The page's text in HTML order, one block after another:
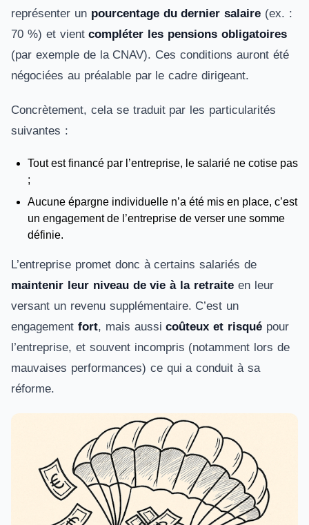
représenter un pourcentage du dernier salaire (ex. :
70 %) et vientcompléter les pensions obligatoires
(par exemple de la CNAV). Ces conditions auront été
négociées au préalable par le cadre dirigeant.
Concrètement, cela se traduit par les particularités
suivantes :
Tout est financé par l’entreprise, le salarié ne cotise pas
;
Aucune épargne individuelle n’a été mis en place, c’est
un engagement de l’entreprise de verser une somme
définie.
L’entreprise promet donc à certains salariés de
maintenir leur niveau de vie à la retraiteen leur
versant un revenu supplémentaire. C’est un
engagement fort, mais aussicoûteux et risqué pour
l’entreprise, et souvent incompris (notamment lors de
mauvaises performances) ce qui a conduit à sa
réforme.